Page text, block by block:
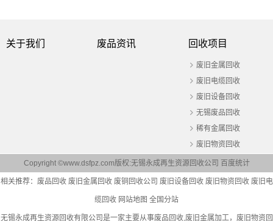
关于我们 废品资讯 回收项目
废旧金属回收
废旧电缆回收
废旧设备回收
无锡废品回收
稀有金属回收
废旧物资回收
Copyright ©www.dsfpz.com版权:无锡永成再生资源回收公司 百度统计
相关推荐： 废品回收 废旧金属回收 废铜回收公司 废旧设备回收 废旧物资回收 废旧电
缆回收 网站地图 全国分站
无锡永成再生资源回收有限公司是一家主要从事废品回收,废旧金属加工，废旧物资回